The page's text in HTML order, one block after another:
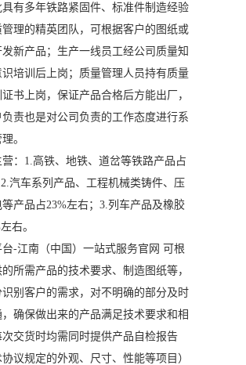
具有多年铁路紧固件、标准件制造经验
理的精英团队，可根据客户的图纸或
新产品；生产一线员工经公司质量知
培训后上岗；质量管理人员持有质量
书上岗，保证产品合格后方能出厂，
责也是对公司负责的工作态度进行系
。
营：1.高铁、地铁、道岔等铁路产品占
汽车系列产品、工程机械类铸件、压
产品占23%左右；3.列车产品及橡胶
右。
台-江南（中国）一站式服务官网 可根
所需产品的技术要求、制造图纸等，
别客户的需求，对不明确的部分及时
确保做出来的产品满足技术要求和相
次交货时均需同时提供产品自检报告
协议规定的外观、尺寸、性能等项目）